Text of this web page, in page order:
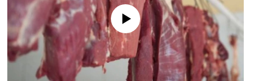
No media source currently available